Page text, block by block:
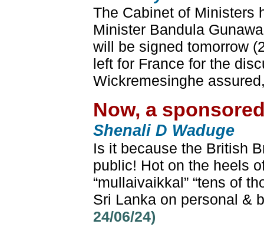
The Cabinet of Ministers
Minister Bandula
will be signed tomorrow
left for France for the
Wickremesinghe
Now, a
Shenali D Waduge
Is it because the British
public! Hot on the heels
“mullaivaikkal” “tens of
Sri Lanka on personal &
24/06/24)